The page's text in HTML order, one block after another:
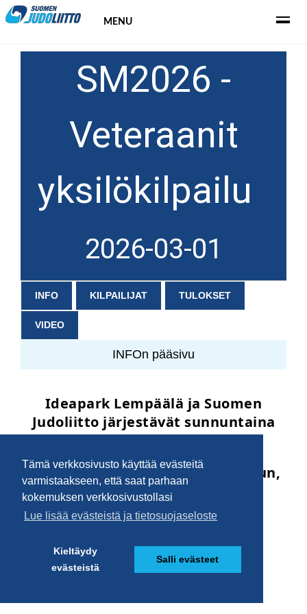
Tämä verkkosivusto käyttää evästeitä
varmistaakseen, että saat parhaan
kokemuksen verkkosivustollasi
Lue lisää evästeistä ja tietosuojaseloste
Kieltäydy
evästeistä
Salli evästeet
MENU
SM2026 -
Veteraanit
yksilökilpailu
2026-03-01
INFO KILPAILIJAT TULOKSET
VIDEO
INFOn pääsivu